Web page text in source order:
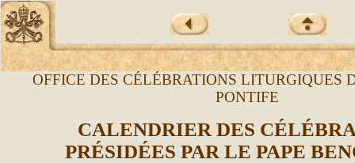
OFFICE DES CÉLÉBRATIONS LITURGIQUES
PONTIFE
CALENDRIER DES
PRÉSIDÉES PAR LE PAPE